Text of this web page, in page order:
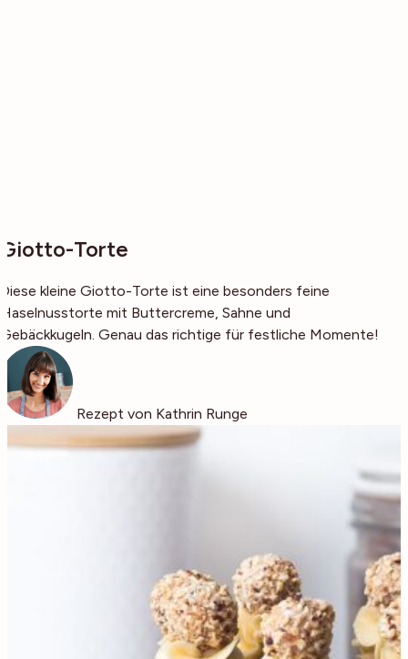
Giotto-Torte
Diese kleine Giotto-Torte ist eine besonders feine
Haselnusstorte mit Buttercreme, Sahne und
Gebäckkugeln. Genau das richtige für festliche Momente!
Rezept von Kathrin Runge